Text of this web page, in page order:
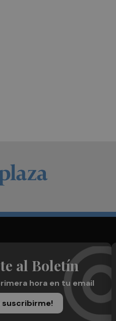
al Boletín
hora en tu email
suscribirme!